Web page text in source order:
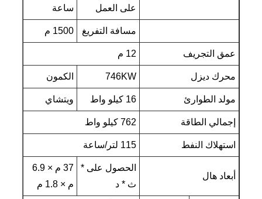
على العمل ساعة
مسافة التفريغ 1500 م
عمق التجريف 12 م
محرك ديزل 746KW الكمون
مولد الطوارئ 16 كيلو واط ويتشاي
إجمالي الطاقة 762 كيلو واط
استهلاك النفط 115 لتر/ساعة
أبعاد هال
الحصول على *
ث * د
37 م × 6.9
م × 1.8 م